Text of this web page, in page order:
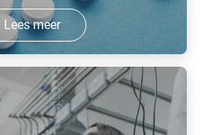
Lees meer